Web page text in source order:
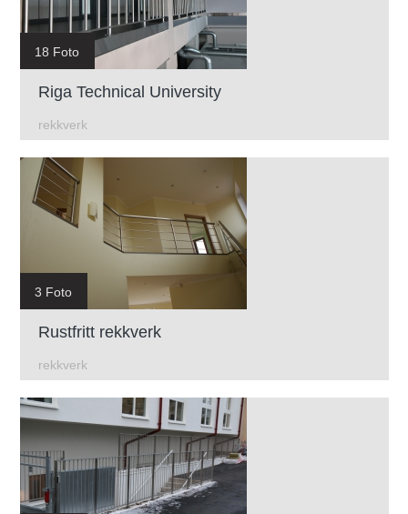
18 Foto
Riga Technical University
rekkverk
3 Foto
Rustfritt rekkverk
rekkverk